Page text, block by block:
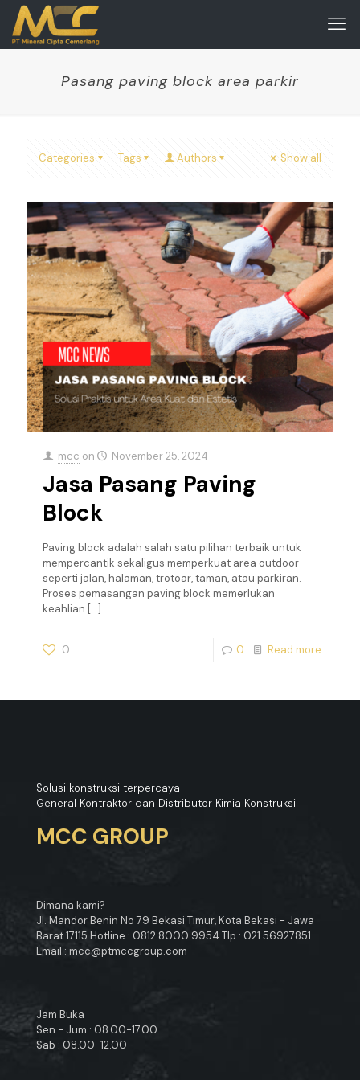
Pasang paving block area parkir
Categories Tags Authors Show all
mcc on November 25, 2024
Jasa Pasang Paving
Block
Paving block adalah salah satu pilihan terbaik untuk
mempercantik sekaligus memperkuat area outdoor
seperti jalan, halaman, trotoar, taman, atau parkiran.
Proses pemasangan paving block memerlukan
keahlian […]
0 0 Read more
Solusi konstruksi terpercaya
General Kontraktor dan Distributor Kimia Konstruksi
MCC GROUP
Dimana kami?
Jl. Mandor Benin No 79 Bekasi Timur, Kota Bekasi - Jawa
Barat 17115 Hotline : 0812 8000 9954 Tlp : 021 56927851
Email : mcc@ptmccgroup.com
Jam Buka
Sen - Jum : 08.00-17.00
Sab : 08.00-12.00